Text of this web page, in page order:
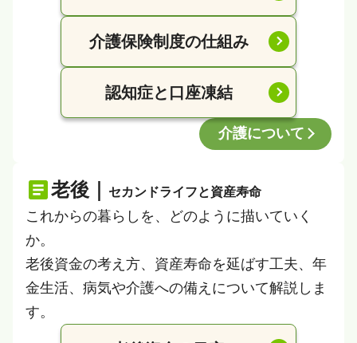
介護保険制度の仕組み
認知症と口座凍結
介護について
老後｜ セカンドライフと資産寿命
これからの暮らしを、どのように描いていく
か。
老後資金の考え方、資産寿命を延ばす工夫、年
金生活、病気や介護への備えについて解説しま
す。